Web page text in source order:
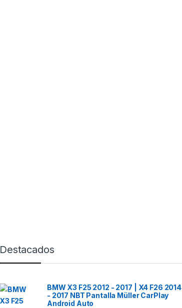
Destacados
BMW X3 F25 2012 - 2017 | X4 F26 2014
- 2017 NBT Pantalla Müller CarPlay
Android Auto